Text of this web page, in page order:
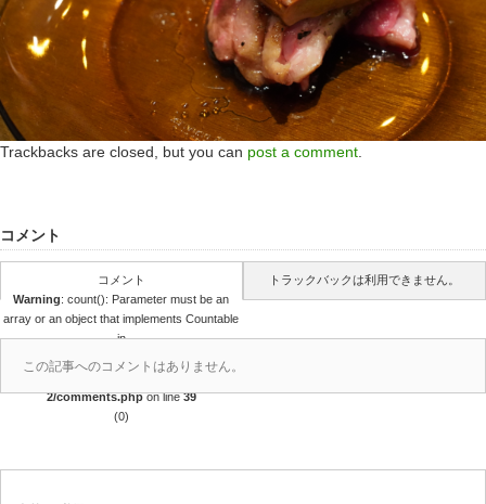
Trackbacks are closed, but you can post a comment
コメント
コメント
Warning: count(): Parameter must be an
array or an object that implements Countable
in
/home/r4688280/public_html/takedataro.c
om/wp-content/themes/amore_tcd028-
2/comments.phpon line39
(0)
トラックバックは利用できません。
この記事へのコメントはありません。